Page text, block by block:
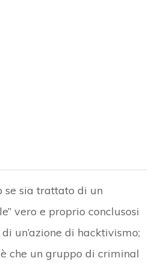
se sia trattato di un
vero e proprio conclusosi
di un’azione di hacktivismo;
che un gruppo di criminal